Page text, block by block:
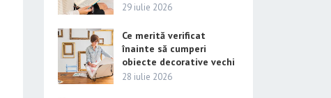
29 iulie 2026
Ce merită verificat
înainte să cumperi
obiecte decorative vechi
28 iulie 2026